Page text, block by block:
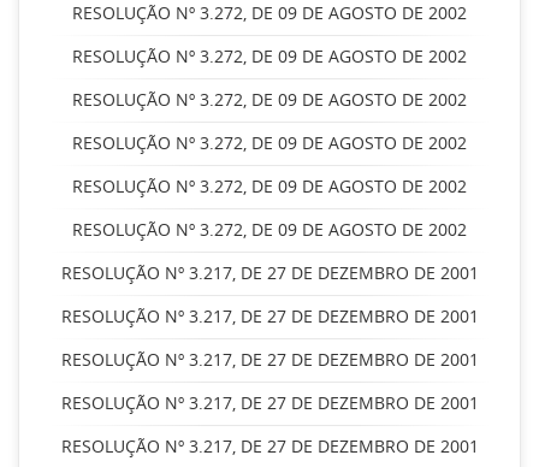
RESOLUÇÃO Nº 3.272, DE 09 DE AGOSTO DE 2002
RESOLUÇÃO Nº 3.272, DE 09 DE AGOSTO DE 2002
RESOLUÇÃO Nº 3.272, DE 09 DE AGOSTO DE 2002
RESOLUÇÃO Nº 3.272, DE 09 DE AGOSTO DE 2002
RESOLUÇÃO Nº 3.272, DE 09 DE AGOSTO DE 2002
RESOLUÇÃO Nº 3.272, DE 09 DE AGOSTO DE 2002
RESOLUÇÃO Nº 3.217, DE 27 DE DEZEMBRO DE 2001
RESOLUÇÃO Nº 3.217, DE 27 DE DEZEMBRO DE 2001
RESOLUÇÃO Nº 3.217, DE 27 DE DEZEMBRO DE 2001
RESOLUÇÃO Nº 3.217, DE 27 DE DEZEMBRO DE 2001
RESOLUÇÃO Nº 3.217, DE 27 DE DEZEMBRO DE 2001